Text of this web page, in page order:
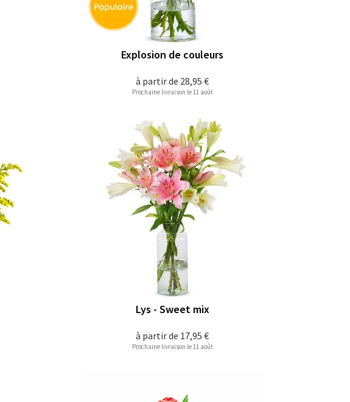
à partir de 28,95 €
Explosion de couleurs
Prochaine livraison le 11 août
à partir de 17,95 €
Lys - Sweet mix
Prochaine livraison le 11 août